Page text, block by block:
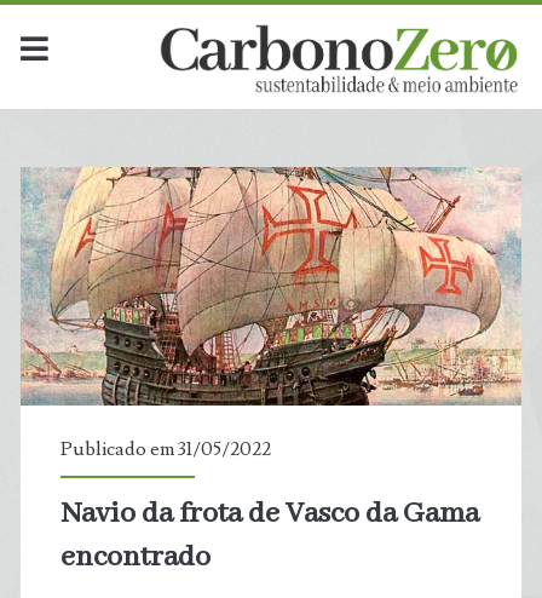
Publicado em 31/05/2022
Navio da frota de Vasco da Gama
encontrado